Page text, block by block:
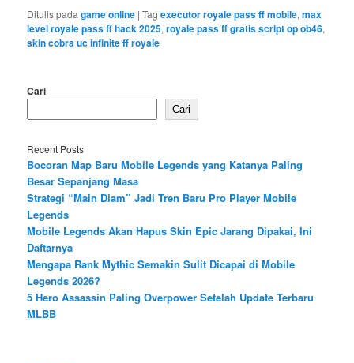
Ditulis pada game online |Tag executor royale pass ff mobile,max
level royale pass ff hack 2025,royale pass ff gratis script op ob46,
skin cobra uc infinite ff royale
Cari
Cari
Recent Posts
Bocoran Map Baru Mobile Legends yang Katanya Paling
Besar Sepanjang Masa
Strategi “Main Diam” Jadi Tren Baru Pro Player Mobile
Legends
Mobile Legends Akan Hapus Skin Epic Jarang Dipakai, Ini
Daftarnya
Mengapa Rank Mythic Semakin Sulit Dicapai di Mobile
Legends 2026?
5 Hero Assassin Paling Overpower Setelah Update Terbaru
MLBB